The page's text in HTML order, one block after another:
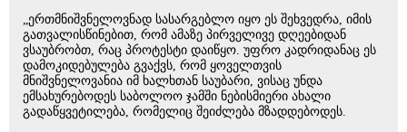
„ერთმნიშვნელოვნად სასარგებლო იყო ეს შეხვედრა, იმის
გათვალისწინებით, რომ ამაზე პირველივე დღეებიდან
ვსაუბრობთ, რაც პროტესტი დაიწყო. უფრო კადრიდანაც ეს
დამოკიდებულება გვაქვს, რომ ყოველთვის
მნიშვნელოვანია იმ ხალხთან საუბარი, ვისაც უნდა
ემსახურებოდეს საბოლოო ჯამში ნებისმიერი ახალი
გადაწყვეტილება, რომელიც შეიძლება მზადდებოდეს.